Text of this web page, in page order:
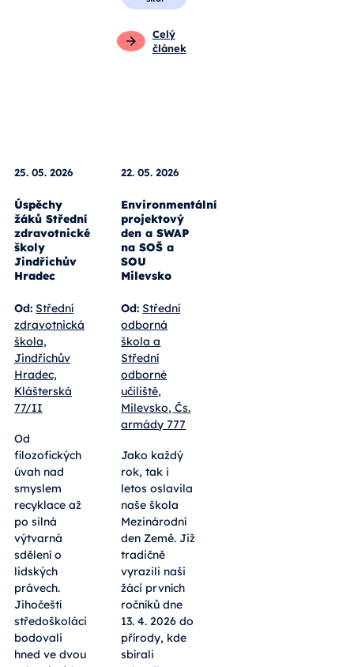
Celý
článek
25. 05. 2026
Úspěchy
žáků Střední
zdravotnické
školy
Jindřichův
Hradec
Od: Střední
zdravotnická
škola,
Jindřichův
Hradec,
Klášterská
77/II
Od
filozofických
úvah nad
smyslem
recyklace až
po silná
výtvarná
sdělení o
lidských
právech.
Jihočeští
středoškoláci
bodovali
hned ve dvou
22. 05. 2026
Environmentální
projektový
den a SWAP
na SOŠ a
SOU
Milevsko
Od: Střední
odborná
škola a
Střední
odborné
učiliště,
Milevsko, Čs.
armády 777
Jako každý
rok, tak i
letos oslavila
naše škola
Mezinárodní
den Země. Již
tradičně
vyrazili naši
žáci prvních
ročníků dne
13. 4. 2026 do
přírody, kde
sbírali